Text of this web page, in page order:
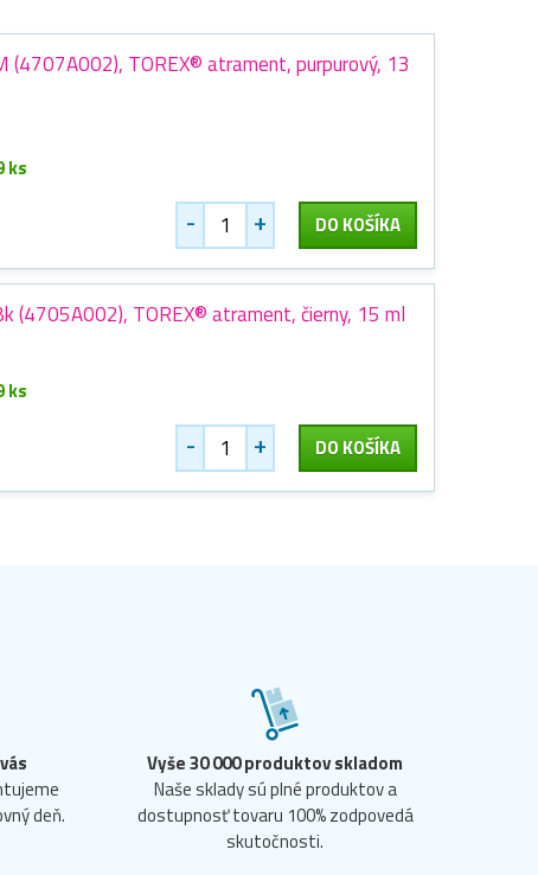
(4707A002), TOREX® atrament, purpurový, 13
ks
- + DO KOŠÍKA
(4705A002), TOREX® atrament, čierny, 15 ml
ks
- + DO KOŠÍKA
deň.
Vyše 30 000 produktov skladom
Naše sklady sú plné produktov a
dostupnosť tovaru 100% zodpovedá
skutočnosti.